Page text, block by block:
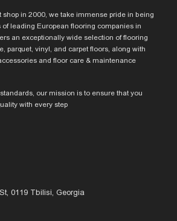
in 2000, we take immense pride in being
leading European flooring companies in
an exceptionally wide selection of flooring
parquet, vinyl, and carpet floors, along with
and floor care & maintenance
our mission is to ensure that you
with every step
0119 Tbilisi, Georgia